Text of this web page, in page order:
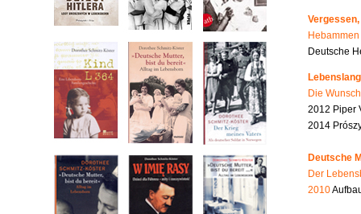
Deutsche
Die
2012 Piper
2014
Deutsche
Der
2010